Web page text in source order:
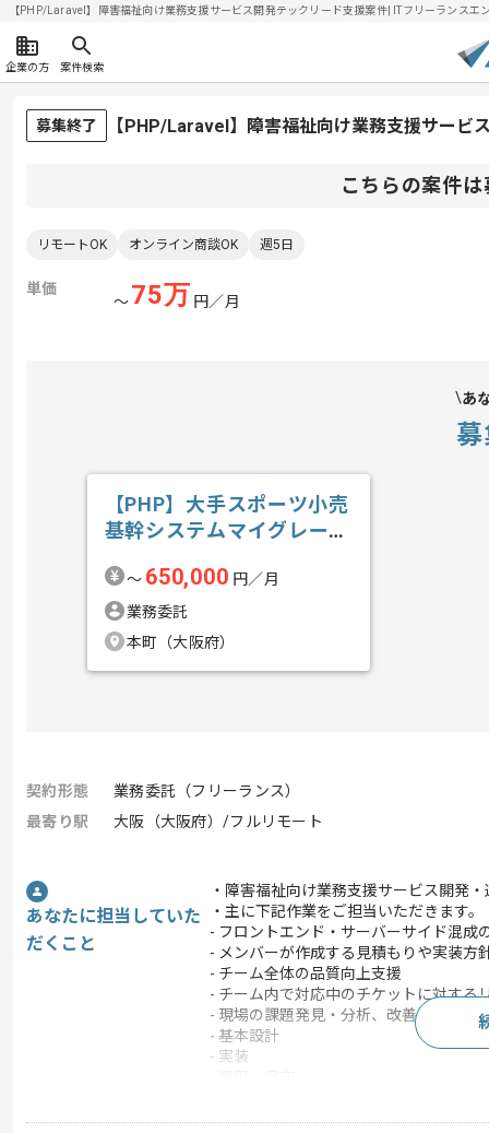
【PHP/Laravel】障害福祉向け業務支援サービス開発テックリード支援案件| ITフリーランス
企業の方 案件検索
募集終了 【PHP/Laravel】障害福祉向け業務支援サービ
こちらの案件
リモートOK オンライン商談OK 週5日
単価
〜75万 円／月
あ
【PHP】大手スポーツ小売
基幹システムマイグレーシ
〜 650,000 円／月
業務委託
本町（大阪府）
契約形態
業務委託（フリーランス）
最寄り駅
大阪（大阪府）/フルリモート
あなたに担当していた
だくこと
・障害福祉向け業務支援サービス開発
・主に下記作業をご担当いただきます。
- フロントエンド・サーバーサイド混成
- メンバーが作成する見積もりや実装方
- チーム全体の品質向上支援
- チーム内で対応中のチケットに対する
- 現場の課題発見・分析、改善策の立案
- 基本設計
- 実装